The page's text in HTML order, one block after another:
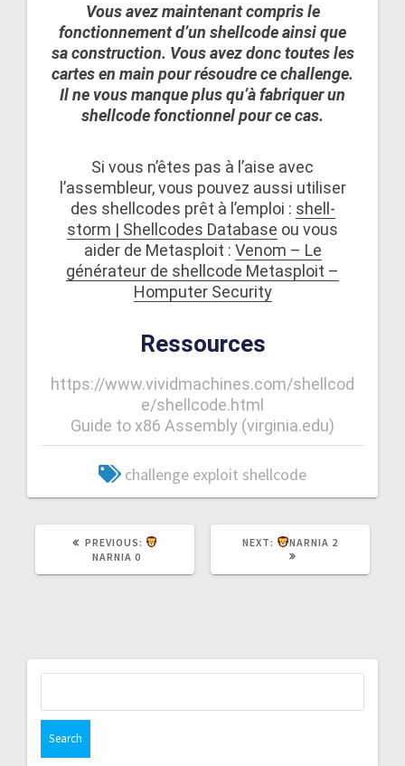
Vous avez maintenant compris le
fonctionnement d’un shellcode ainsi que
sa construction. Vous avez donc toutes les
cartes en main pour résoudre ce challenge.
Il ne vous manque plus qu’à fabriquer un
shellcode fonctionnel pour ce cas.
Si vous n’êtes pas à l’aise avec
l’assembleur, vous pouvez aussi utiliser
des shellcodes prêt à l’emploi : shell-
storm | Shellcodes Database ou vous
aider de Metasploit : Venom – Le
générateur de shellcode Metasploit –
Homputer Security
Ressources
https://www.vividmachines.com/shellcod
e/shellcode.html
Guide to x86 Assembly (virginia.edu)
challenge exploit shellcode
PREVIOUS:
NARNIA 0
NEXT: NARNIA 2